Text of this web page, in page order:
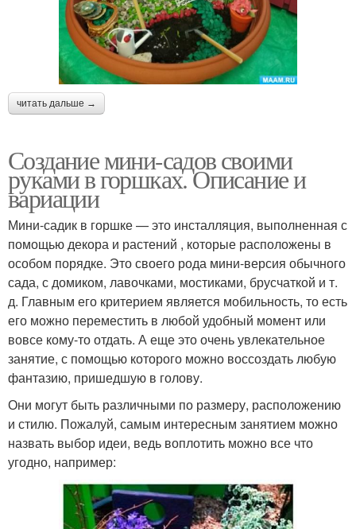
читать дальше →
Создание мини-садов своими
руками в горшках. Описание и
вариации
Мини-садик в горшке — это инсталляция, выполненная с
помощью декора и растений , которые расположены в
особом порядке. Это своего рода мини-версия обычного
сада, с домиком, лавочками, мостиками, брусчаткой и т.
д. Главным его критерием является мобильность, то есть
его можно переместить в любой удобный момент или
вовсе кому-то отдать. А еще это очень увлекательное
занятие, с помощью которого можно воссоздать любую
фантазию, пришедшую в голову.
Они могут быть различными по размеру, расположению
и стилю. Пожалуй, самым интересным занятием можно
назвать выбор идеи, ведь воплотить можно все что
угодно, например: